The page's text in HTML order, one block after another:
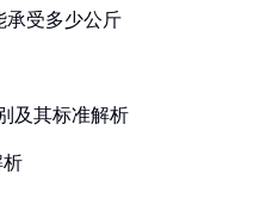
承受多少公斤
及其标准解析
析